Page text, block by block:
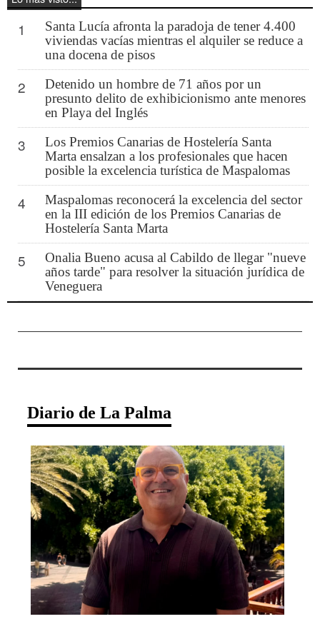
1
Santa Lucía afronta la paradoja de tener 4.400
viviendas vacías mientras el alquiler se reduce a
una docena de pisos
2
Detenido un hombre de 71 años por un
presunto delito de exhibicionismo ante menores
en Playa del Inglés
3
Los Premios Canarias de Hostelería Santa
Marta ensalzan a los profesionales que hacen
posible la excelencia turística de Maspalomas
4
Maspalomas reconocerá la excelencia del sector
en la III edición de los Premios Canarias de
Hostelería Santa Marta
5
Onalia Bueno acusa al Cabildo de llegar "nueve
años tarde" para resolver la situación jurídica de
Veneguera
Diario de La Palma